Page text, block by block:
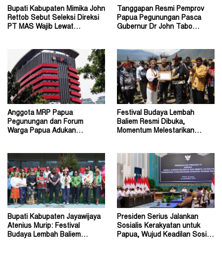
Bupati Kabupaten Mimika John
Rettob Sebut Seleksi Direksi
PT MAS Wajib Lewat
Tanggapan Resmi Pemprov
Papua Pegunungan Pasca
Gubernur Dr John Tabo
Anggota MRP Papua
Pegunungan dan Forum
Warga Papua Adukan
Festival Budaya Lembah
Baliem Resmi Dibuka,
Momentum Melestarikan
Bupati Kabupaten Jayawijaya
Atenius Murip: Festival
Budaya Lembah Baliem
Presiden Serius Jalankan
Sosialis Kerakyatan untuk
Papua, Wujud Keadilan Sosial